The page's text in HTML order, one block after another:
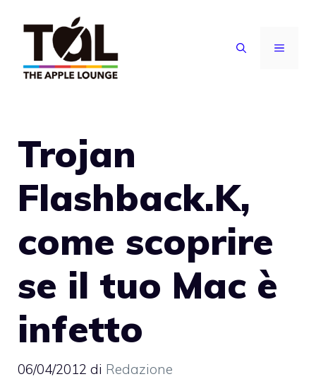
contenuto
MENU
Trojan
Flashback.K,
come scoprire
se il tuo Mac è
infetto
06/04/2012 di Redazione